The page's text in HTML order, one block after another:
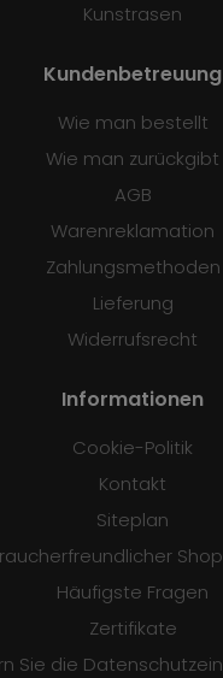
Kunstrasen
Kundenbetreuung
Wie man bestellt
Wie man zurückgibt
AGB
Warenreklamation
Zahlungsmethoden
Lieferung
Widerrufsrecht
Informationen
Cookie-Politik
Kontakt
Siteplan
Häufigste Fragen
Zertifikate
Sie die